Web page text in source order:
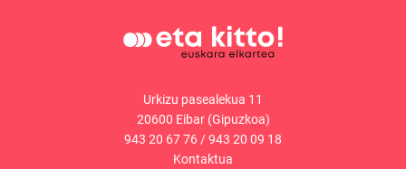
Urkizu pasealekua 11
20600 Eibar (Gipuzkoa)
943 20 67 76/943 20 09 18
Kontaktua